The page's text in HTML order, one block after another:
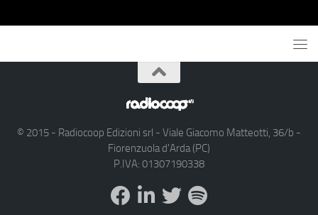
© 2015 - Radiocoop Edizioni srl - Viale Giacomo Matteotti, 36/b -
Fiorenzuola d'Arda (PC)
P.IVA: 01307190338